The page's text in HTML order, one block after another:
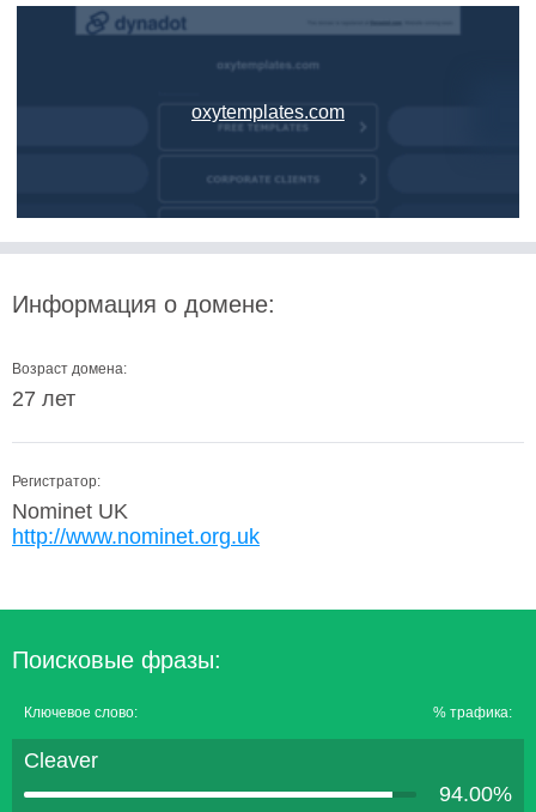
oxytemplates.com
Информация о домене:
Возраст домена:
27 лет
Регистратор:
Nominet UK
http://www.nominet.org.uk
Поисковые фразы:
Ключевое слово: % трафика:
Cleaver
94.00%